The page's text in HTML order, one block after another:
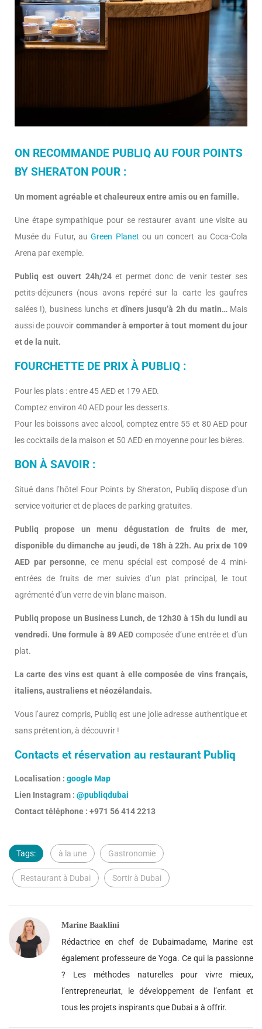
ON RECOMMANDE PUBLIQ AU FOUR POINTS
BY SHERATON POUR :
Un moment agréable et chaleureux entre amis ou en famille.
Une étape sympathique pour se restaurer avant une visite au
Musée du Futur, auGreen Planet ou un concert au Coca-Cola
Arena par exemple.
Publiq est ouvert 24h/24et permet donc de venir tester ses
petits-déjeuners (nous avons repéré sur la carte les gaufres
salées !), business lunchs et dîners jusqu’à 2h du matin…Mais
aussi de pouvoir commander à emporter à tout moment du jour
et de la nuit.
FOURCHETTE DE PRIX À PUBLIQ :
Pour les plats : entre 45 AED et 179 AED.
Comptez environ 40 AED pour les desserts.
Pour les boissons avec alcool, comptez entre 55 et 80 AED pour
les cocktails de la maison et 50 AED en moyenne pour les bières.
BON À SAVOIR :
Situé dans l’hôtel Four Points by Sheraton, Publiq dispose d’un
service voiturier et de places de parking gratuites.
Publiq propose un menu dégustation de fruits de mer,
disponible du dimanche au jeudi, de 18h à 22h. Au prix de 109
AED par personne, ce menu spécial est composé de 4 mini-
entrées de fruits de mer suivies d’un plat principal, le tout
agrémenté d’un verre de vin blanc maison.
Publiq propose un Business Lunch, de 12h30 à 15h du lundi au
vendredi. Une formule à 89 AED composée d’une entrée et d’un
plat.
La carte des vins est quant à elle composée de vins français,
italiens, australiens et néozélandais.
Vous l’aurez compris, Publiq est une jolie adresse authentique et
sans prétention, à découvrir !
Contacts et réservation au restaurant Publiq
Localisation : google Map
Lien Instagram : @publiqdubai
Contact téléphone : +971 56 414 2213
Tags: à la une Gastronomie
Restaurant à Dubai Sortir à Dubai
Marine Baaklini
Rédactrice en chef de Dubaimadame, Marine est
également professeure de Yoga. Ce qui la passionne
? Les méthodes naturelles pour vivre mieux,
l’entrepreneuriat, le développement de l’enfant et
tous les projets inspirants que Dubai a à offrir.